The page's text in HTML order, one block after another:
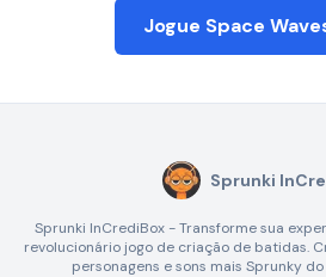
Jogue Space
Sprunki
Sprunki InCrediBox - Transforme sua
revolucionário jogo de criação de batidas.
personagens e sons mais Sprunky